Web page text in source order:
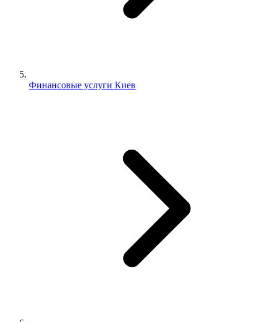
Финансовые услуги Киев